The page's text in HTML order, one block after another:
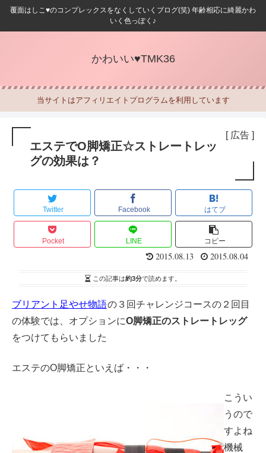
覆面はしこ♥のコンプレックスをなくしていくブログ(笑) 年齢相応に綺麗かわ
いく色っぽく♪
かわいい♥TMK36
当サイトはアフィリエイトプログラムを利用しています
[ 広告 ]
エステでO脚矯正☆ストレートレッ
グの効果は？
Twitter Facebook はてブ
Pocket LINE コピー
2015.08.13 2015.08.04
この記事は約3分で読めます。
ブリアント足やせ物語の３回チャレンジコースの２回目
の体験では、オプションにO脚矯正のストレートレッグ
をつけてもらいました
エステのO脚矯正といえば・・・
こうい
うので
すよね
機械